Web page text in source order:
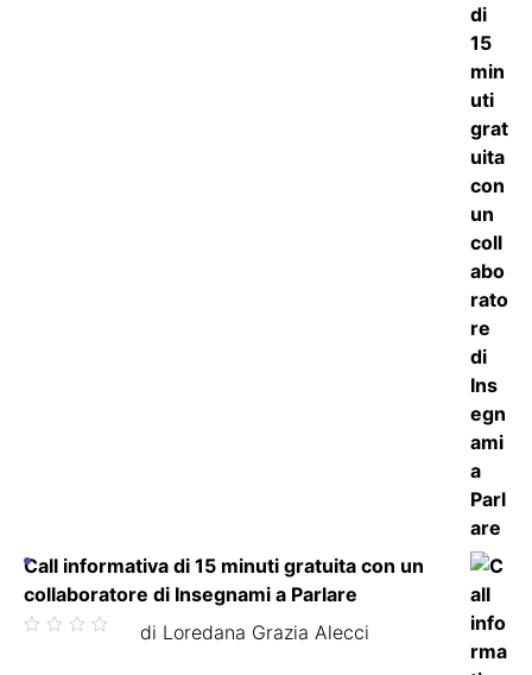
Call informativa di 15 minuti gratuita con un
collaboratore di Insegnami a Parlare
Valutato di Loredana Grazia Alecci